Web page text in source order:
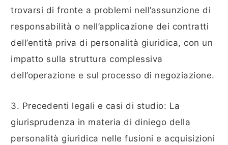
trovarsi di fronte a problemi nell’assunzione di
responsabilità o nell’applicazione dei contratti
dell’entità priva di personalità giuridica, con un
impatto sulla struttura complessiva
dell’operazione e sul processo di negoziazione.
3. Precedenti legali e casi di studio: La
giurisprudenza in materia di diniego della
personalità giuridica nelle fusioni e acquisizioni